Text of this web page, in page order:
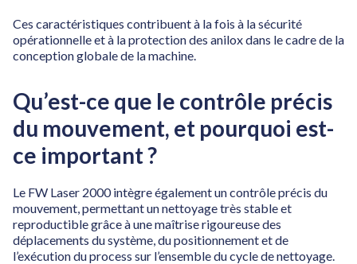
Ces caractéristiques contribuent à la fois à la sécurité
opérationnelle et à la protection des anilox dans le cadre de la
conception globale de la machine.
Qu’est-ce que le contrôle précis
du mouvement, et pourquoi est-
ce important ?
Le FW Laser 2000 intègre également un contrôle précis du
mouvement, permettant un nettoyage très stable et
reproductible grâce à une maîtrise rigoureuse des
déplacements du système, du positionnement et de
l’exécution du process sur l’ensemble du cycle de nettoyage.